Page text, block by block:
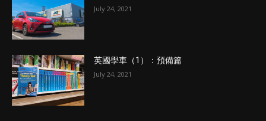
July 24, 2021
英國學車（1）：預備篇
July 24, 2021